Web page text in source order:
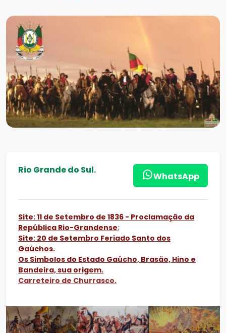
Rio Grande do Sul.
WhatsApp
Site: 11 de Setembro de 1836 - Proclamação da
República Rio-Grandense;
Site: 20 de Setembro Feriado Santo dos
Gaúchos.
Os Simbolos do Estado Gaúcho, Brasão, Hino e
Bandeira, sua origem.
Carreteiro de Churrasco.